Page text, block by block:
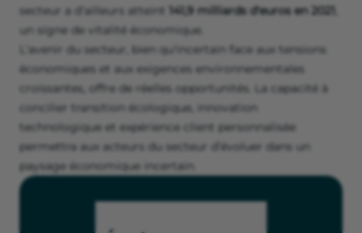
secteur a d’ailleurs atteint
141,9 milliards d'euros en 2021
un signe de vitalité économique.
L'avenir du secteur, bien qu'incertain face aux tensions
économiques et aux exigences environnementales
croissantes, offre de réelles opportunités. La capacité à
concilier transition écologique, innovation
technologique et expérience client personnalisée
permettra aux acteurs du secteur d’évoluer dans un
paysage économique incertain.